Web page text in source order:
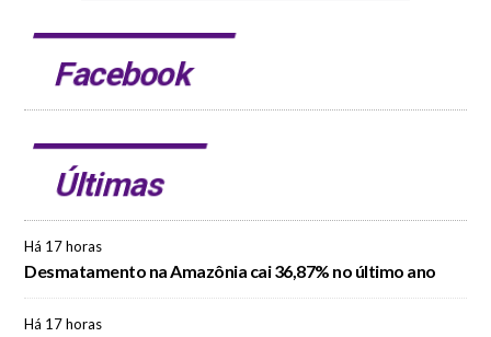
Facebook
Últimas
Há 17 horas
Desmatamento na Amazônia cai 36,87% no último ano
Há 17 horas